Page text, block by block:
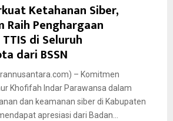
Ketahanan Siber,
Raih Penghargaan
di Seluruh
dari BSSN
– Komitmen
Khofifah Indar Parawansa dalam
dan keamanan siber di Kabupaten
apresiasi dari Badan...